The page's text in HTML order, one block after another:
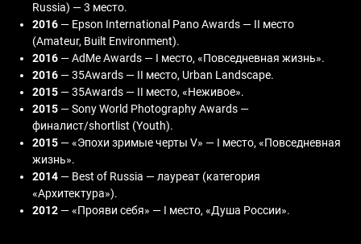
Russia) — 3 место.
2016 — Epson International Pano Awards — II место
(Amateur, Built Environment).
2016 — AdMe Awards — I место, «Повседневная жизнь».
2016 — 35Awards — II место, Urban Landscape.
2015 — 35Awards — II место, «Неживое».
2015 — Sony World Photography Awards —
финалист/shortlist (Youth).
2015 — «Эпохи зримые черты V» — I место, «Повседневная
жизнь».
2014 — Best of Russia — лауреат (категория
«Архитектура»).
2012 — «Прояви себя» — I место, «Душа России».